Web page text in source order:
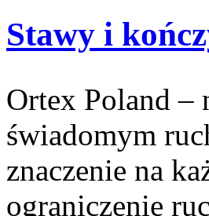
Stawy i
Ortex Poland –
świadomym
znaczenie na
ograniczenie